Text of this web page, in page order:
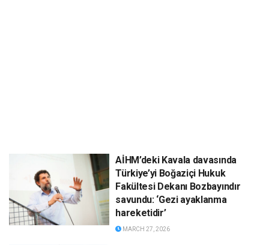
AİHM’deki Kavala davasında
Türkiye’yi Boğaziçi Hukuk
Fakültesi Dekanı Bozbayındır
savundu: ‘Gezi ayaklanma
hareketidir’
MARCH 27, 2026